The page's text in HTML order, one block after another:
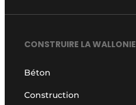
CONSTRUIRE LA WALLONIE
Béton
Construction